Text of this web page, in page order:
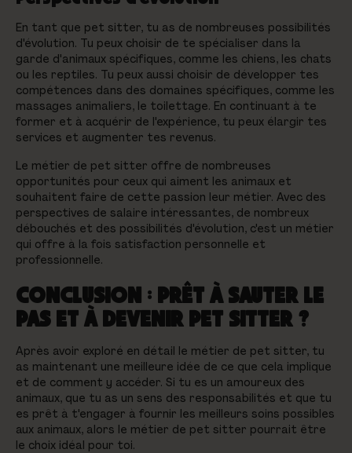
En tant que pet sitter, tu as de nombreuses possibilités
d'évolution. Tu peux choisir de te spécialiser dans la
garde d'animaux spécifiques, comme les chiens, les chats
ou les reptiles. Tu peux aussi choisir de développer tes
compétences dans des domaines spécifiques, comme les
massages animaliers, le toilettage. En continuant à te
former et à acquérir de l'expérience, tu peux élargir tes
services et augmenter tes revenus.
Le métier de pet sitter offre de nombreuses
opportunités pour ceux qui aiment les animaux et
souhaitent faire de cette passion leur métier. Avec des
perspectives de salaire intéressantes, de nombreux
débouchés et des possibilités d'évolution, c'est un métier
qui offre à la fois satisfaction personnelle et
professionnelle.
CONCLUSION : PRÊT À SAUTER LE
PAS ET À DEVENIR PET SITTER ?
Après avoir exploré en détail le métier de pet sitter, tu
as maintenant une meilleure idée de ce que cela implique
et de comment y accéder. Si tu es un amoureux des
animaux, que tu as un sens des responsabilités et que tu
es prêt à t'engager à fournir les meilleurs soins possibles
aux animaux, alors le métier de pet sitter pourrait être
le choix idéal pour toi.